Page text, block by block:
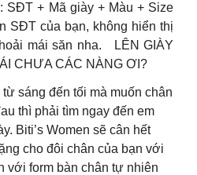
SĐT + Mã giày + Màu + Size
SĐT của bạn, không hiển thị
mái săn nha. LÊN GIÀY
CHƯA CÁC NÀNG ƠI?
sáng đến tối mà muốn chân
thì phải tìm ngay đến em
Biti’s Women sẽ cân hết
cho đôi chân của bạn với
với form bàn chân tự nhiên